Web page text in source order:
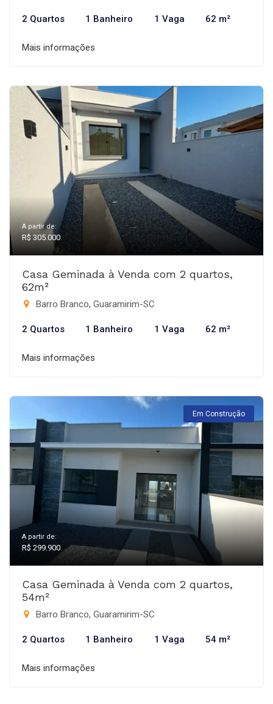
2 Quartos 1 Banheiro 1 Vaga 62 m²
Mais informações
A partir de:
R$ 305.000
Casa Geminada à Venda com 2 quartos,
62m²
Barro Branco, Guaramirim-SC
2 Quartos 1 Banheiro 1 Vaga 62 m²
Mais informações
Em Construção
A partir de:
R$ 299.900
Casa Geminada à Venda com 2 quartos,
54m²
Barro Branco, Guaramirim-SC
2 Quartos 1 Banheiro 1 Vaga 54 m²
Mais informações